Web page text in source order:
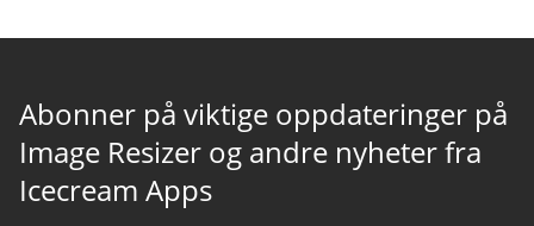
Abonner på viktige oppdateringer på
Image Resizer og andre nyheter fra
Icecream Apps